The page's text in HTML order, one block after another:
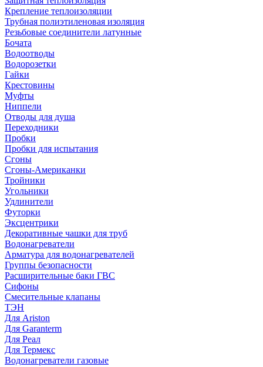
Крепление теплоизоляции
Трубная полиэтиленовая изоляция
Резьбовые соединители латунные
Бочата
Водоотводы
Водорозетки
Гайки
Крестовины
Муфты
Ниппели
Отводы для душа
Переходники
Пробки
Пробки для испытания
Сгоны
Сгоны-Американки
Тройники
Угольники
Удлинители
Футорки
Эксцентрики
Декоративные чашки для труб
Водонагреватели
Арматура для водонагревателей
Группы безопасности
Расширительные баки ГВС
Сифоны
Смесительные клапаны
ТЭН
Для Ariston
Для Garanterm
Для Реал
Для Термекс
Водонагреватели газовые